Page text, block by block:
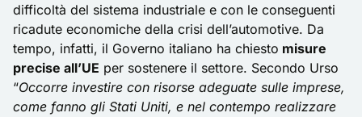
difficoltà del sistema industriale e con le conseguenti
ricadute economiche della crisi dell’automotive. Da
tempo, infatti, il Governo italiano ha chiesto misure
precise all’UE per sostenere il settore. Secondo Urso
“Occorre investire con risorse adeguate sulle imprese,
come fanno gli Stati Uniti, e nel contempo realizzare